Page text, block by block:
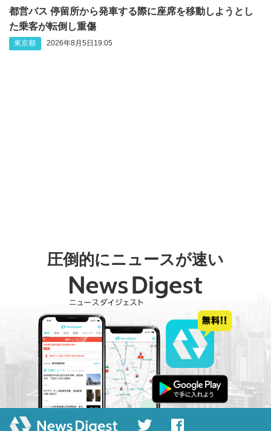
都営バス 停留所から発車する際に座席を移動しようとし
た乗客が転倒し重傷
東京都 2026年8月5日19:05
圧倒的にニュースが速い